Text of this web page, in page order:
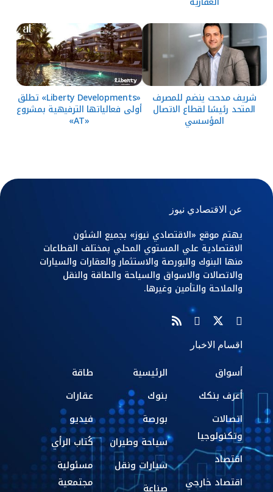
شريف مدحت ينضم للمصرف
المتحد رئيسًا لقطاع الاتصال
المؤسسي
«Liberty Developments» تطلق
أولى فعالياتها الترفيهية بمشروع
«AT»
عن الاقتصادي نيوز
يهتم موقع «الاقتصادي نيوز» بجميع الشئون
الاقتصادية علي المستوي المحلي بمختلف القطاعات
منها البنوك والبورصة والاستثمار والعقارات والسيارات
والاتصالات والاسواق والسياحة والطاقة والنقل
والملاحة والتأمين وغيرها.
اقسام الاخبار
أسواق
أعرف بنكك
اتصالات
وتكنولوجيا
اقتصاد
اقتصاد خارجي
الرئيسية
بنوك
بورصة
سياحة وطيران
سيارات ونقل
صناعة
طاقة
عقارات
فيديو
كُتاب الرأي
مسئولية
مجتمعية